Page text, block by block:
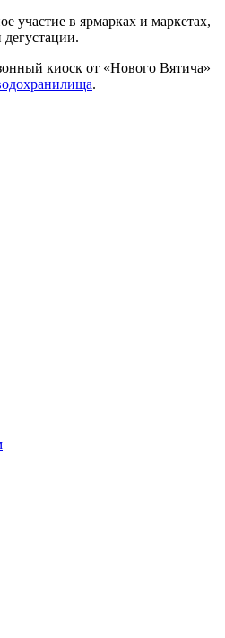
участие в ярмарках и маркетах,
дегустации.
киоск от «Нового Вятича»
.